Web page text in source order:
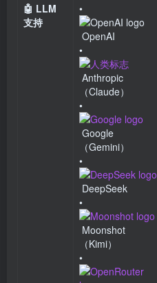
🤖 LLM
支持
•
OpenAI
•
Anthropic
（Claude）
•
Google
（Gemini）
•
DeepSeek
•
Moonshot
（Kimi）
•